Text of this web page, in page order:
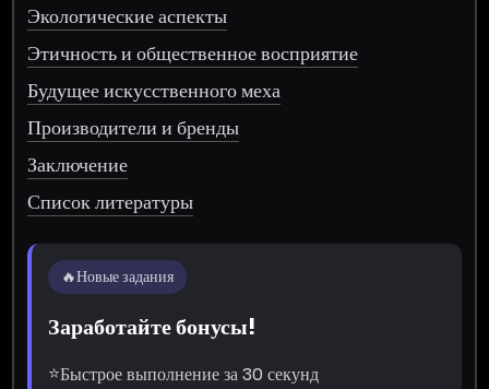
Экологические аспекты
Этичность и общественное восприятие
Будущее искусственного меха
Производители и бренды
Заключение
Список литературы
🔥Новые задания
Заработайте бонусы!
⭐Быстрое выполнение за 30 секунд